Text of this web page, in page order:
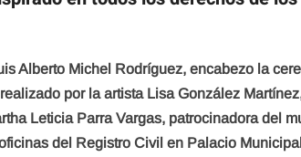
Alberto Michel Rodríguez, encabezo la
por la artista Lisa González
Leticia Parra Vargas, patrocinadora del
del Registro Civil en Palacio